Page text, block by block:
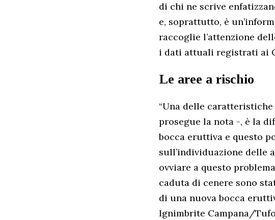
di chi ne scrive
e, soprattutto, è
raccoglie l’attenzione
i dati attuali registrati ai
Le aree a rischio
“Una delle
prosegue la nota -, è la
bocca eruttiva e questo
sull’individuazione delle
ovviare a questo
caduta di cenere sono
di una nuova bocca
Ignimbrite Campana/